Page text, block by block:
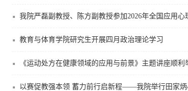
我院严磊副教授、陈方副教授参加2026年全国应用
教育与体育学院研究生开展四月政治理论学习
《运动处方在健康领域的应用与前景》主题讲座顺利
以赛促教强本领 蓄力前行启新程——我院举行田家